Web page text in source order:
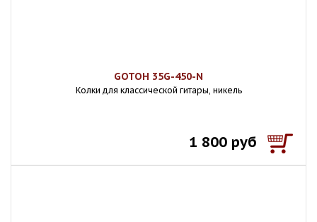
GOTOH 35G-450-N
Колки для классической гитары, никель
1 800 руб